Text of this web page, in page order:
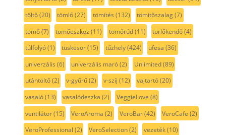
töltő(20) tömlő(27) tömítés (132) tömítőszalag(7)
tömő(7) tömőeszköz (11) tömőrúd(11) törlőkendő(4)
túlfolyó(1) tüskesor(15) tűzhely(424) ufesa (36)
univerzális (6) univerzális maró(2) Unlimited(89)
utántöltő(2) v-gyűrű(2) v-szíj (12) vajtartó(20)
vasaló(13) vasalódeszka (2) VeggieLove (8)
ventilátor(15) VeroAroma (2) VeroBar(42) VeroCafe (2)
VeroProfessional (2) VeroSelection(2) vezeték(10)